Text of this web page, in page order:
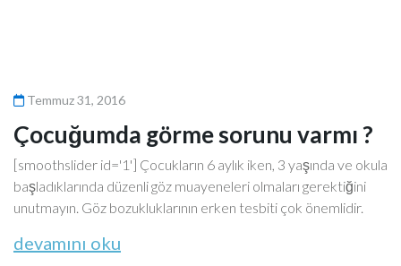
Temmuz 31, 2016
Çocuğumda görme sorunu varmı ?
[smoothslider id='1'] Çocukların 6 aylık iken, 3 yaşında ve okula
başladıklarında düzenli göz muayeneleri olmaları gerektiğini
unutmayın. Göz bozukluklarının erken tesbiti çok önemlidir.
devamını oku